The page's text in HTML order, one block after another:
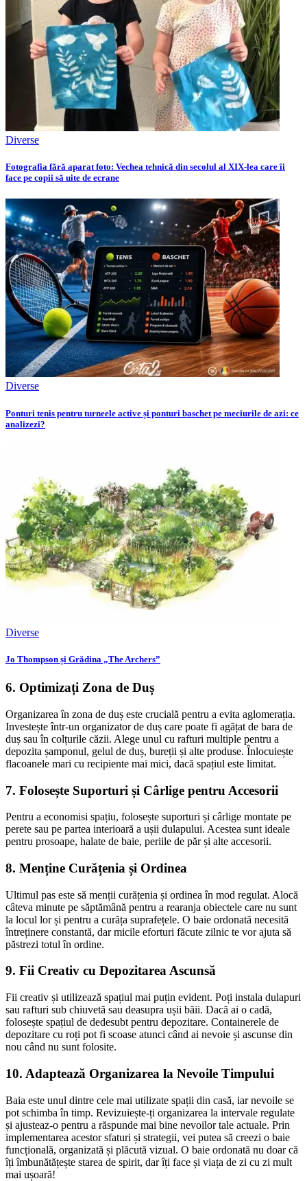
Diverse
Fotografia fără aparat foto: Vechea tehnică din secolul al XIX-lea care îi
face pe copii să uite de ecrane
Diverse
Ponturi tenis pentru turneele active și ponturi baschet pe meciurile de azi: ce
analizezi?
Diverse
Jo Thompson și Grădina „The Archers”
6. Optimizați Zona de Duș
Organizarea în zona de duș este crucială pentru a evita aglomerația.
Investește într-un organizator de duș care poate fi agățat de bara de
duș sau în colțurile căzii. Alege unul cu rafturi multiple pentru a
depozita șamponul, gelul de duș, bureții și alte produse. Înlocuiește
flacoanele mari cu recipiente mai mici, dacă spațiul este limitat.
7. Folosește Suporturi și Cârlige pentru Accesorii
Pentru a economisi spațiu, folosește suporturi și cârlige montate pe
perete sau pe partea interioară a ușii dulapului. Acestea sunt ideale
pentru prosoape, halate de baie, periile de păr și alte accesorii.
8. Menține Curățenia și Ordinea
Ultimul pas este să menții curățenia și ordinea în mod regulat. Alocă
câteva minute pe săptămână pentru a rearanja obiectele care nu sunt
la locul lor și pentru a curăța suprafețele. O baie ordonată necesită
întreținere constantă, dar micile eforturi făcute zilnic te vor ajuta să
păstrezi totul în ordine.
9. Fii Creativ cu Depozitarea Ascunsă
Fii creativ și utilizează spațiul mai puțin evident. Poți instala dulapuri
sau rafturi sub chiuvetă sau deasupra ușii băii. Dacă ai o cadă,
folosește spațiul de dedesubt pentru depozitare. Containerele de
depozitare cu roți pot fi scoase atunci când ai nevoie și ascunse din
nou când nu sunt folosite.
10. Adaptează Organizarea la Nevoile Timpului
Baia este unul dintre cele mai utilizate spații din casă, iar nevoile se
pot schimba în timp. Revizuiește-ți organizarea la intervale regulate
și ajusteaz-o pentru a răspunde mai bine nevoilor tale actuale. Prin
implementarea acestor sfaturi și strategii, vei putea să creezi o baie
funcțională, organizată și plăcută vizual. O baie ordonată nu doar că
îți îmbunătățește starea de spirit, dar îți face și viața de zi cu zi mult
mai ușoară!